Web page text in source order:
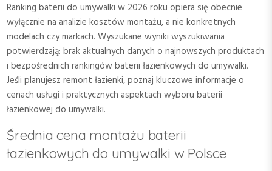
Ranking baterii do umywalki w 2026 roku opiera się obecnie
wyłącznie na analizie kosztów montażu, a nie konkretnych
modelach czy markach. Wyszukane wyniki wyszukiwania
potwierdzają: brak aktualnych danych o najnowszych produktach
i bezpośrednich rankingów baterii łazienkowych do umywalki.
Jeśli planujesz remont łazienki, poznaj kluczowe informacje o
cenach usługi i praktycznych aspektach wyboru baterii
łazienkowej do umywalki.
Średnia cena montażu baterii
łazienkowych do umywalki w Polsce